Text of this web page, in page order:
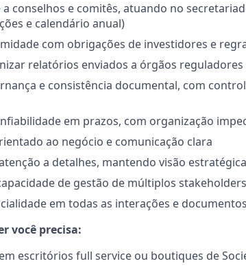
conselhos e comitês, atuando no
e calendário anual)
com obrigações de investidores e
relatórios enviados a órgãos reguladores
e consistência documental, com
em prazos, com organização
ao negócio e comunicação clara
a detalhes, mantendo visão estratégica
de gestão de múltiplos stakeholders
em todas as interações e documentos
você precisa:
escritórios full service ou boutiques de